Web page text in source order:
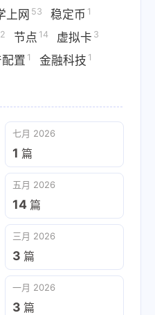
上网 53 稳定币 1
2 节点 14 虚拟卡 3
置 1 金融科技 1
七月 2026
1 篇
五月 2026
14 篇
三月 2026
3 篇
一月 2026
3 篇